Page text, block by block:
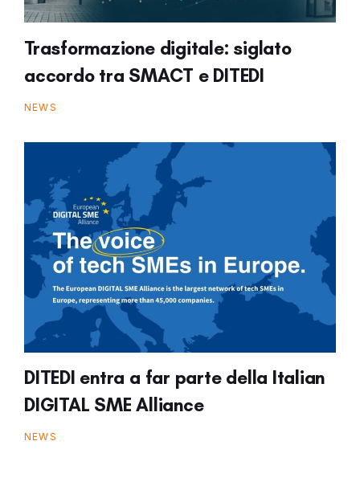
Trasformazione digitale: siglato
accordo tra SMACT e DITEDI
NEWS
DITEDI entra a far parte della Italian
DIGITAL SME Alliance
NEWS